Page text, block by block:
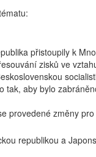
přistoupily k
zisků ve
aby bylo
provedené změny
republikou a